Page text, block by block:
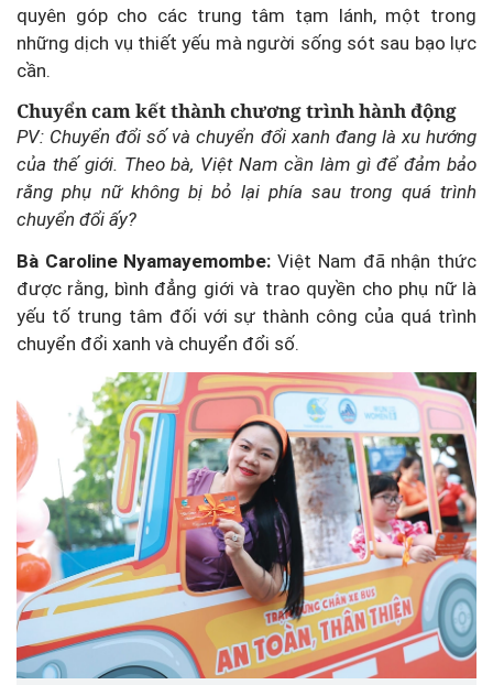
quyên góp cho các trung tâm tạm lánh, một trong
những dịch vụ thiết yếu mà người sống sót sau bạo lực
cần.
Chuyển cam kết thành chương trình hành động
PV: Chuyển đổi số và chuyển đổi xanh đang là xu hướng
của thế giới. Theo bà, Việt Nam cần làm gì để đảm bảo
rằng phụ nữ không bị bỏ lại phía sau trong quá trình
chuyển đổi ấy?
Bà Caroline Nyamayemombe: Việt Nam đã nhận thức
được rằng, bình đẳng giới và trao quyền cho phụ nữ là
yếu tố trung tâm đối với sự thành công của quá trình
chuyển đổi xanh và chuyển đổi số.